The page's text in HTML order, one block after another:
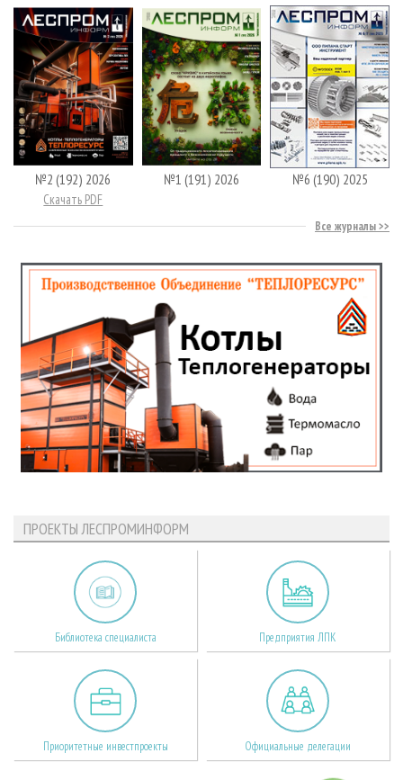
№2 (192) 2026
Скачать PDF
№1 (191) 2026 №6 (190) 2025
Все журналы
ПРОЕКТЫ ЛЕСПРОМИНФОРМ
Библиотека специалиста Предприятия ЛПК
Приоритетные инвестпроекты Официальные делегации